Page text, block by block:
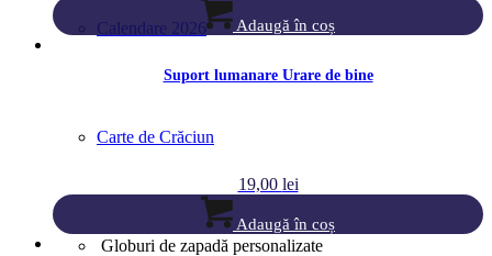
Calendare 2026
Carte de Crăciun
Globuri de zapadă personalizate
Adaugă în coș
Suport lumanare Urare de bine
19,00 lei
Adaugă în coș